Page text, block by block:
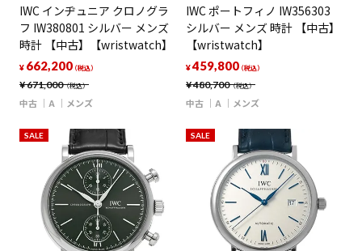
IWC インヂュニア クロノグラ
フ IW380801 シルバー メンズ
時計 【中古】【wristwatch】
¥671,000（税込）
¥ 662,200（税込）
中古 A メンズ
IWC ポートフィノ IW356303
シルバー メンズ 時計 【中古】
【wristwatch】
¥480,700（税込）
¥459,800（税込）
中古 A メンズ
SALE SALE